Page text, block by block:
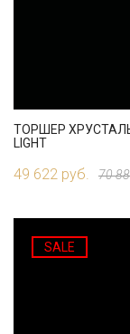
ТОРШЕР
LIGHT
49 622 руб. 70
SALE